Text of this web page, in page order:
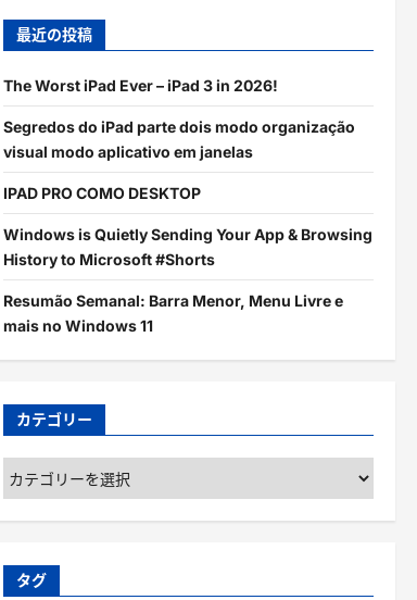
最近の投稿
The Worst iPad Ever – iPad 3 in 2026!
Segredos do iPad parte dois modo organização
visual modo aplicativo em janelas
IPAD PRO COMO DESKTOP
Windows is Quietly Sending Your App & Browsing
History to Microsoft #Shorts
Resumão Semanal: Barra Menor, Menu Livre e
mais no Windows 11
カテゴリー
カ
テ
ゴ
ー
タグ